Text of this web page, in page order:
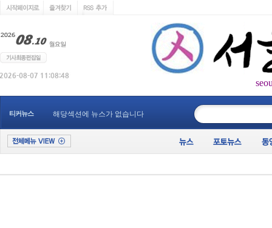
티커뉴스 해당섹션에 뉴스가 없습니다